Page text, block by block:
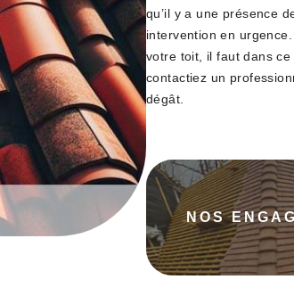
qu’il y a une présence
intervention en
votre toit, il faut dans
contactiez un
dégât.
NOS